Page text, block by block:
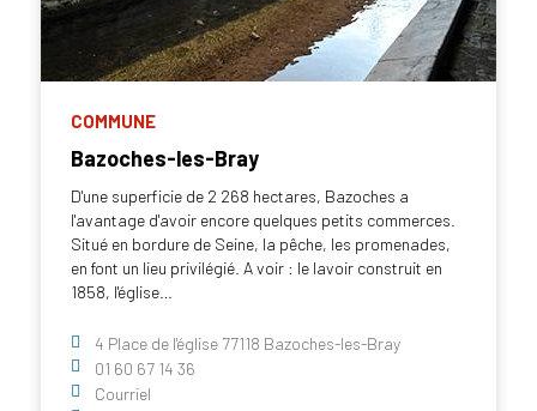
COMMUNE
Bazoches-les-Bray
D'une superficie de 2 268 hectares, Bazoches a
l'avantage d'avoir encore quelques petits commerces.
Situé en bordure de Seine, la pêche, les promenades,
en font un lieu privilégié. A voir : le lavoir construit en
1858, l'église…
4 Place de l'église 77118 Bazoches-les-Bray
01 60 67 14 36
Courriel